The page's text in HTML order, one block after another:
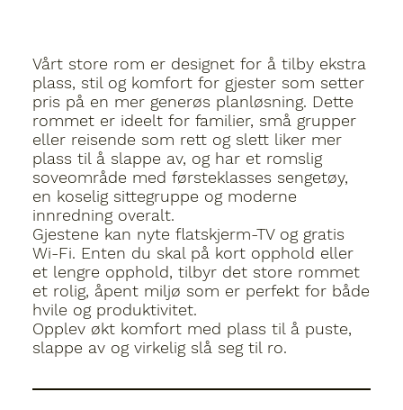
Vårt store rom er designet for å tilby ekstra
plass, stil og komfort for gjester som setter
pris på en mer generøs planløsning. Dette
rommet er ideelt for familier, små grupper
eller reisende som rett og slett liker mer
plass til å slappe av, og har et romslig
soveområde med førsteklasses sengetøy,
en koselig sittegruppe og moderne
innredning overalt.
Gjestene kan nyte flatskjerm-TV og gratis
Wi-Fi. Enten du skal på kort opphold eller
et lengre opphold, tilbyr det store rommet
et rolig, åpent miljø som er perfekt for både
hvile og produktivitet.
Opplev økt komfort med plass til å puste,
slappe av og virkelig slå seg til ro.